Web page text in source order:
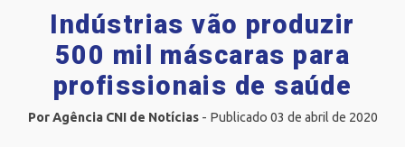
Indústrias vão produzir
500 mil máscaras para
profissionais de saúde
Por Agência CNI de Notícias- Publicado 03 de abril de 2020